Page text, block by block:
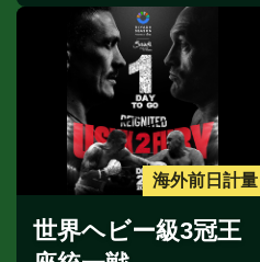
海外前日計量
世界ヘビー級3冠王